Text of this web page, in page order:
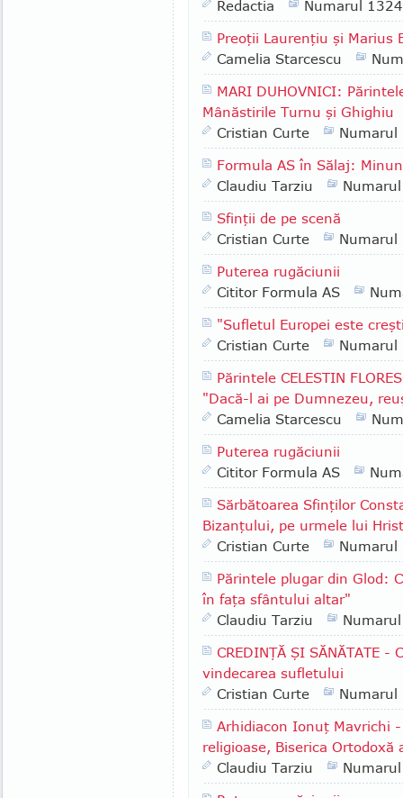
Redactia
Numarul 1324
Preoţii Laurenţiu şi
Camelia Starcescu
MARI DUHOVNICI:
Mânăstirile Turnu şi Ghighiu
Cristian Curte
Numarul
Formula AS în Sălaj:
Claudiu Tarziu
Sfinţii de pe scenă
Cristian Curte
Numarul
Puterea rugăciunii
Cititor Formula AS
"Sufletul Europei este
Cristian Curte
Numarul
Părintele CELESTIN
"Dacă-l ai pe Dumnezeu,
Camelia Starcescu
Puterea rugăciunii
Cititor Formula AS
Sărbătoarea Sfinţilor
Bizanţului, pe urmele lui
Cristian Curte
Numarul
Părintele plugar din Glod:
în faţa sfântului altar"
Claudiu Tarziu
CREDINŢĂ ŞI SĂNĂTATE
vindecarea sufletului
Cristian Curte
Numarul
Arhidiacon Ionuţ Mavrichi
religioase, Biserica Ortodoxă
Claudiu Tarziu